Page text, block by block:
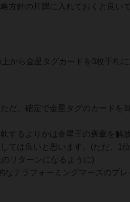
方針の片隅に入れておくと良いで
から金星タグカードを3枚手札に
だ、確定で金星タグのカードを3
するよりかは金星王の褒章を解
ては良いと思います。(ただ、1
リターンになるように)
なテラフォーミングマーズのプレ